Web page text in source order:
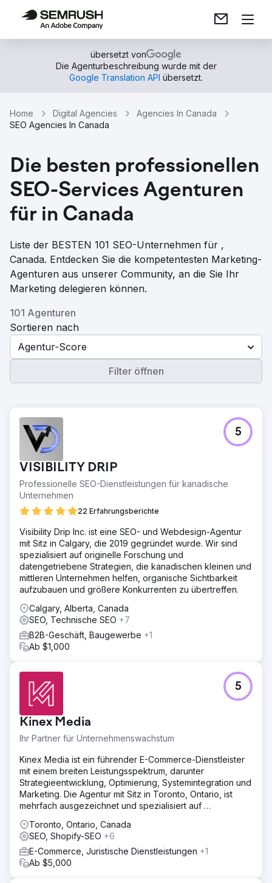
übersetzt von
Die Agenturbeschreibung wurde mit der
Google Translation API übersetzt.
Home Digital Agencies
Agencies In Canada
SEO Agencies In Canada
Die besten professionellen
SEO-Services Agenturen
für in Canada
Liste der BESTEN 101 SEO-Unternehmen für ,
Canada. Entdecken Sie die kompetentesten Marketing-
Agenturen aus unserer Community, an die Sie Ihr
Marketing delegieren können.
101 Agenturen
Sortieren nach
Agentur-Score
Filter öffnen
VISIBILITY DRIP
Professionelle SEO-Dienstleistungen für kanadische
Unternehmen
22 Erfahrungsberichte
5
Visibility Drip Inc. ist eine SEO- und Webdesign-Agentur
mit Sitz in Calgary, die 2019 gegründet wurde. Wir sind
spezialisiert auf originelle Forschung und
datengetriebene Strategien, die kanadischen kleinen und
mittleren Unternehmen helfen, organische Sichtbarkeit
aufzubauen und größere Konkurrenten zu übertreffen.
Calgary, Alberta, Canada
SEO, Technische SEO +7
B2B-Geschäft, Baugewerbe +1
Ab $1,000
Kinex Media
Ihr Partner für Unternehmenswachstum
5
Kinex Media ist ein führender E-Commerce-Dienstleister
mit einem breiten Leistungsspektrum, darunter
Strategieentwicklung, Optimierung, Systemintegration und
Marketing. Die Agentur mit Sitz in Toronto, Ontario, ist
mehrfach ausgezeichnet und spezialisiert auf …
Toronto, Ontario, Canada
SEO, Shopify-SEO +6
E-Commerce, Juristische Dienstleistungen +1
Ab $5,000